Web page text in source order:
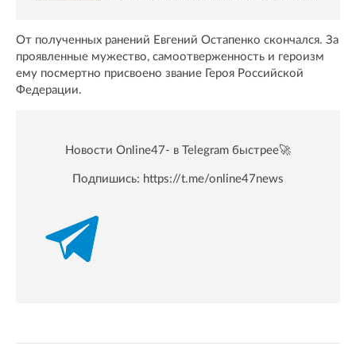
От полученных ранений Евгений Остапенко скончался. За
проявленные мужество, самоотверженность и героизм
ему посмертно присвоено звание Героя Российской
Федерации.
Новости Online47- в Telegram быстрее🚀
Подпишись: https://t.me/online47news